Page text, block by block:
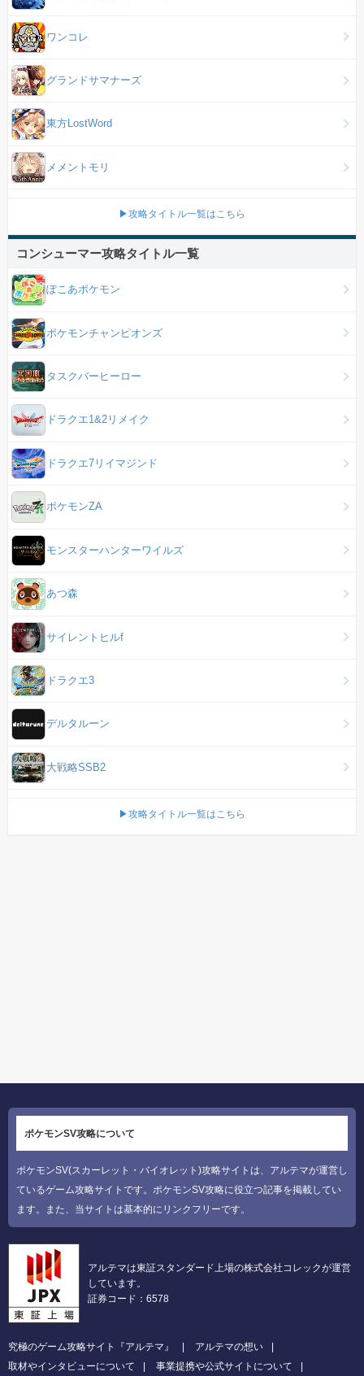
ワンコレ
グランドサマナーズ
東方LostWord
メメントモリ
▶攻略タイトル一覧はこちら
コンシューマー攻略タイトル一覧
ぽこあポケモン
ポケモンチャンピオンズ
タスクバーヒーロー
ドラクエ1&2リメイク
ドラクエ7リイマジンド
ポケモンZA
モンスターハンターワイルズ
あつ森
サイレントヒルf
ドラクエ3
デルタルーン
大戦略SSB2
▶攻略タイトル一覧はこちら
ポケモンSV攻略について
ポケモンSV(スカーレット・バイオレット)攻略サイトは、アルテマが運営し
ているゲーム攻略サイトです。ポケモンSV攻略に役立つ記事を掲載してい
ます。また、当サイトは基本的にリンクフリーです。
アルテマは東証スタンダード上場の株式会社コレックが運営
しています。
証券コード：6578
究極のゲーム攻略サイト『アルテマ』
アルテマの想い
取材やインタビューについて
事業提携や公式サイトについて